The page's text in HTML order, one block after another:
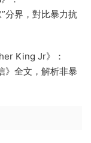
分界，對比暴力抗
King Jr》：
》全文，解析非暴